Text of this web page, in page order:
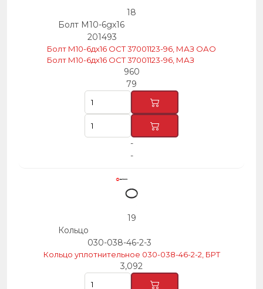
18
Болт М10-6gх16
201493
Болт М10-6дх16 ОСТ 37001123-96, МАЗ ОАО
Болт М10-6дх16 ОСТ 37001123-96, МАЗ
960
79
-
-
19
Кольцо
030-038-46-2-3
Кольцо уплотнительное 030-038-46-2-2, БРТ
3,092